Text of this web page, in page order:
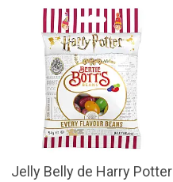
Jelly Belly de Harry Potter